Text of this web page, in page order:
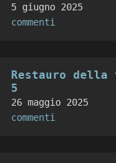
5 giugno 2025
commenti
Restauro della
5
26 maggio 2025
commenti